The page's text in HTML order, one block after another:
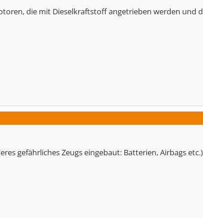
die mit Dieselkraftstoff angetrieben werden und
gefährliches Zeugs eingebaut: Batterien, Airbags etc.)